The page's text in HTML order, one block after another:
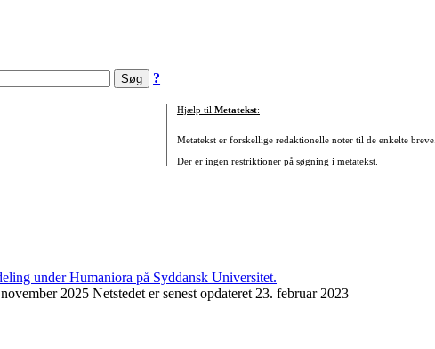
?
Hjælp til Metatekst:
Metatekst er forskellige redaktionelle noter til de enkelte breve.
Der er ingen restriktioner på søgning i metatekst.
2025 Netstedet er senest opdateret 23. februar 2023